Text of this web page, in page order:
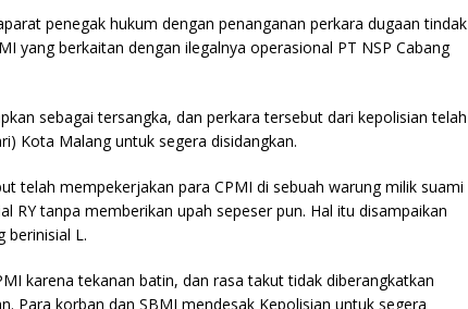
penegak hukum dengan penanganan perkara dugaan tindak
yang berkaitan dengan ilegalnya operasional PT NSP Cabang
sebagai tersangka, dan perkara tersebut dari kepolisian telah
Kota Malang untuk segera disidangkan.
telah mempekerjakan para CPMI di sebuah warung milik suami
RY tanpa memberikan upah sepeser pun. Hal itu disampaikan
berinisial L.
karena tekanan batin, dan rasa takut tidak diberangkatkan
Para korban dan SBMI mendesak Kepolisian untuk segera